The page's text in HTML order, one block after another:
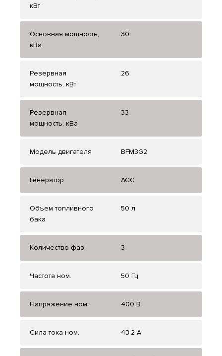
кВт
Основная мощность,
кВа
30
Резервная
мощность, кВт
26
Резервная
мощность, кВа
33
Модель двигателя BFM3G2
Генератор AGG
Объем топливного
бака
50 л
Количество фаз 3
Частота ном. 50 Гц
Напряжение ном. 400 В
Сила тока ном. 43.2 А